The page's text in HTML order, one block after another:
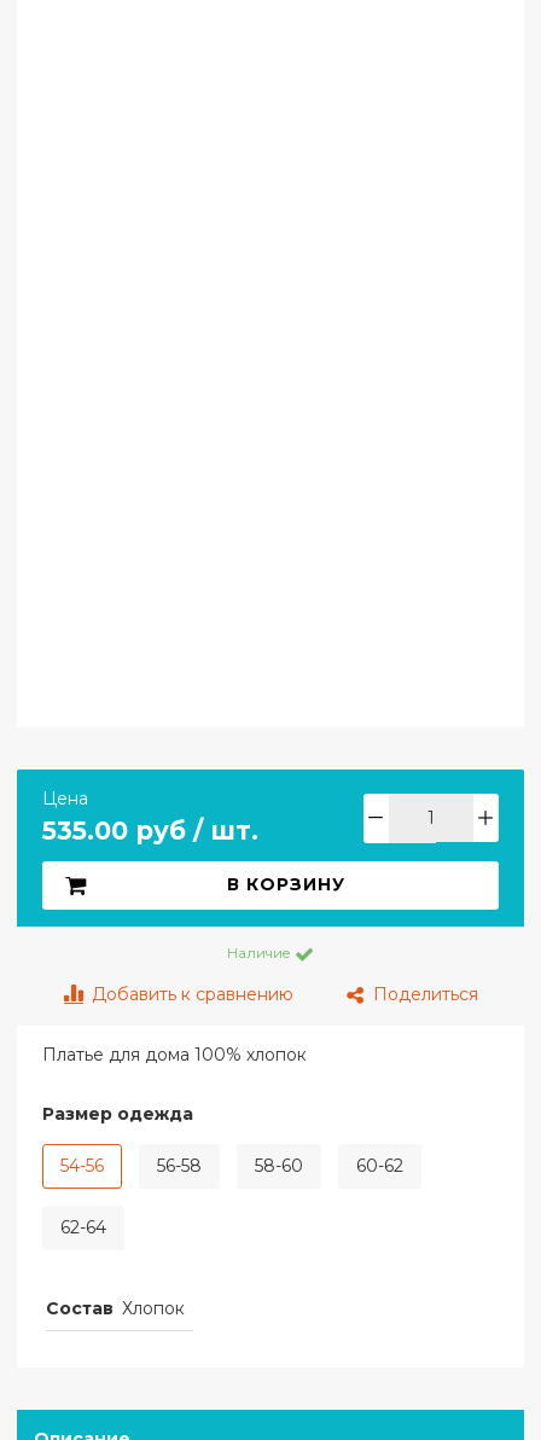
Цена
535.00 руб / шт.
В КОРЗИНУ
Наличие
Добавить к сравнению Поделиться
Платье для дома 100% хлопок
Размер одежда
54-56 56-58 58-60 60-62
62-64
Состав Хлопок